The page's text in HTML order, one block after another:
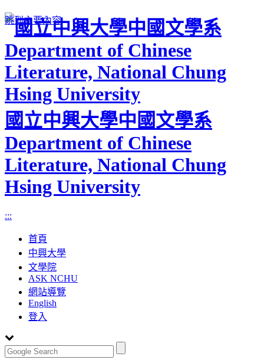
跳到主要內容
國立中興大學中國文學系
Department of Chinese
Literature, National Chung
Hsing University
:::
首頁
中興大學
文學院
ASK NCHU
網站導覽
English
登入